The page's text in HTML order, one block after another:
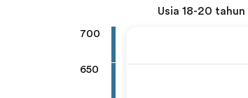
Usia 18-20 tahun
700
650